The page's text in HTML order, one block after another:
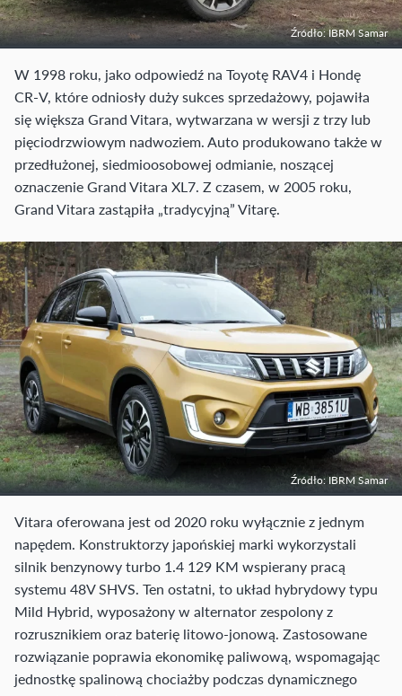
Źródło: IBRM Samar
W 1998 roku, jako odpowiedź na Toyotę RAV4 i Hondę
CR-V, które odniosły duży sukces sprzedażowy, pojawiła
się większa Grand Vitara, wytwarzana w wersji z trzy lub
pięciodrzwiowym nadwoziem. Auto produkowano także w
przedłużonej, siedmioosobowej odmianie, noszącej
oznaczenie Grand Vitara XL7. Z czasem, w 2005 roku,
Grand Vitara zastąpiła „tradycyjną” Vitarę.
Źródło: IBRM Samar
Vitara oferowana jest od 2020 roku wyłącznie z jednym
napędem. Konstruktorzy japońskiej marki wykorzystali
silnik benzynowy turbo 1.4 129 KM wspierany pracą
systemu 48V SHVS. Ten ostatni, to układ hybrydowy typu
Mild Hybrid, wyposażony w alternator zespolony z
rozrusznikiem oraz baterię litowo-jonową. Zastosowane
rozwiązanie poprawia ekonomikę paliwową, wspomagając
jednostkę spalinową chociażby podczas dynamicznego